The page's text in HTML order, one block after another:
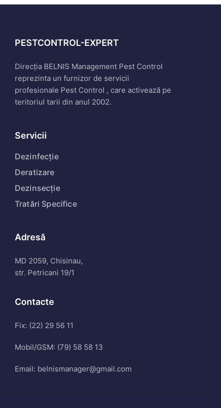
PESTCONTROL-EXPERT
Direcția BELNIS Management Pest Control
reprezinta un furnizor de servicii
profesionale Pest Control , care activează pe
teritoriul tarii din anul 2002.
Servicii
Dezinfecție
Deratizare
Dezinsecție
Tratări Specifice
Adresă
MD 2059, Chisinau,
str. Petricani 19/1
Contacte
Fix: (22) 29 56 11
Mobil/GSM: (79) 58 58 13
Email: belnismanager@gmail.com